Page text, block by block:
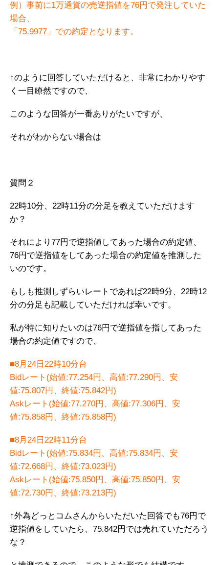
例）事前に1万通貨の売逆指値を76円で発注していた
場合、
「75.9977」での約定となります。
↑のように回答していただけると、非常にわかりやす
く一目瞭然ですので、
このような回答が一番ありがたいですが、
それがわからない場合は
質問２
22時10分、22時11分の分足を教えていただけます
か？
それにより77円で逆指値してあった場合の約定値、
76円で逆指値をしてあった場合の約定値を推測した
いのです。
もしも推測しずらいレートであれば22時9分、22時12
分の分足も記載していただければ幸いです。
私が特に知りたいのは76円で逆指値を指してあった
場合の約定値ですので、
■8月24日22時10分台
Bidレート(始値:77.254円、高値:77.290円、安
値:75.807円、終値:75.842円)
Askレート(始値:77.270円、高値:77.306円、安
値:75.858円、終値:75.858円)
■8月24日22時11分台
Bidレート(始値:75.834円、高値:75.834円、安
値:72.668円、終値:73.023円)
Askレート(始値:75.850円、高値:75.850円、安
値:72.730円、終値:73.213円)
↑外為どっとコムさんからいただいた回答でも76円で
逆指値をしていたら、75.842円では売れていただろう
な？